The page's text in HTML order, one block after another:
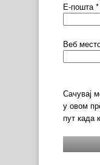
Е-пошта*
Веб
Сачувај
у овом
пут када